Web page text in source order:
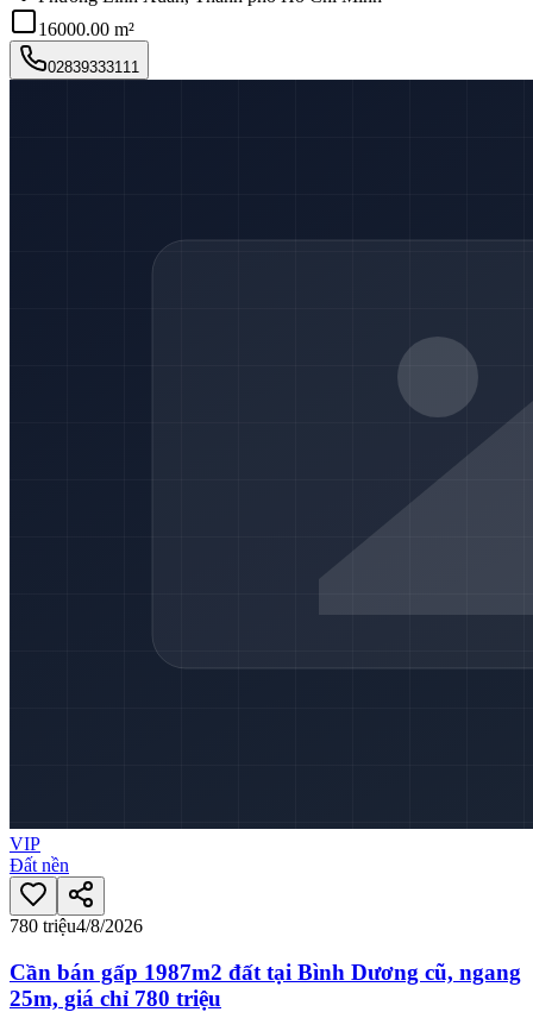
16000.00 m²
02839333111
VIP
Đất nền
780 triệu4/8/2026
Cần bán gấp 1987m2 đất tại Bình Dương cũ, ngang
25m, giá chỉ 780 triệu